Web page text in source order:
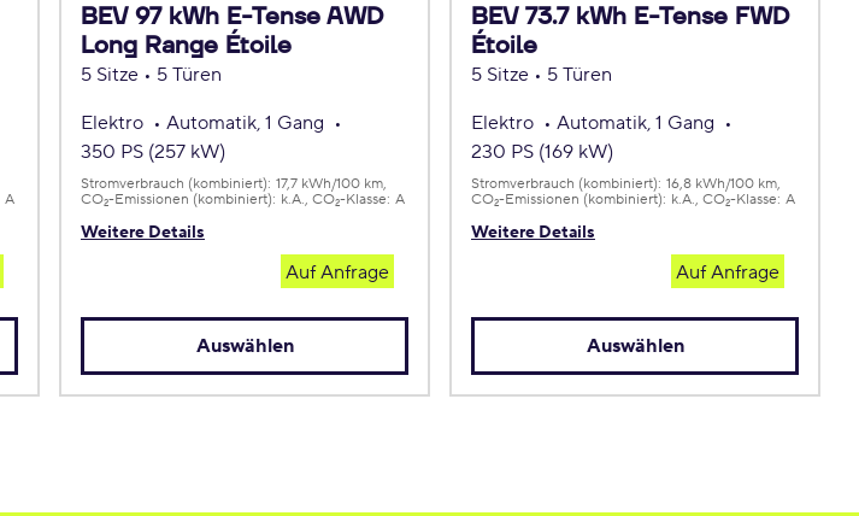
A
BEV 97 kWh E-Tense AWD
Long Range Étoile
5 Sitze • 5 Türen
Elektro
Automatik, 1 Gang
350 PS (257 kW)
Weitere Details
Stromverbrauch (kombiniert): 17,7 kWh/100 km
CO2-Emissionen (kombiniert): k.A. CO2-Klasse: A
Auf Anfrage
Auswählen
BEV 73.7 kWh E-Tense FWD
Étoile
5 Sitze • 5 Türen
Elektro
Automatik, 1 Gang
230 PS (169 kW)
Weitere Details
Stromverbrauch (kombiniert): 16,8 kWh/100 km
CO2-Emissionen (kombiniert): k.A. CO2-Klasse: A
Auf Anfrage
Auswählen